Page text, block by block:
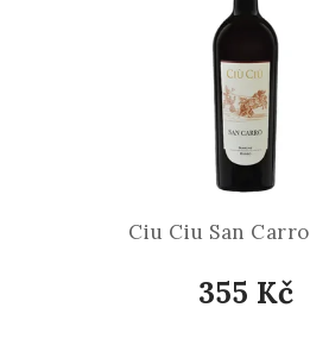
Ciu Ciu San
355 Kč